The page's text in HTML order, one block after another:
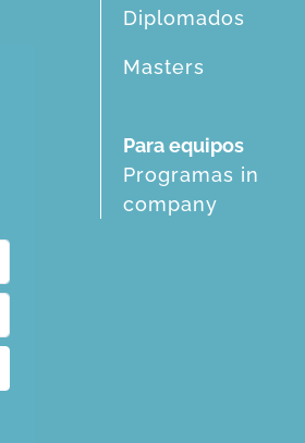
Diplomados
Masters
Para equipos
Programas in
company